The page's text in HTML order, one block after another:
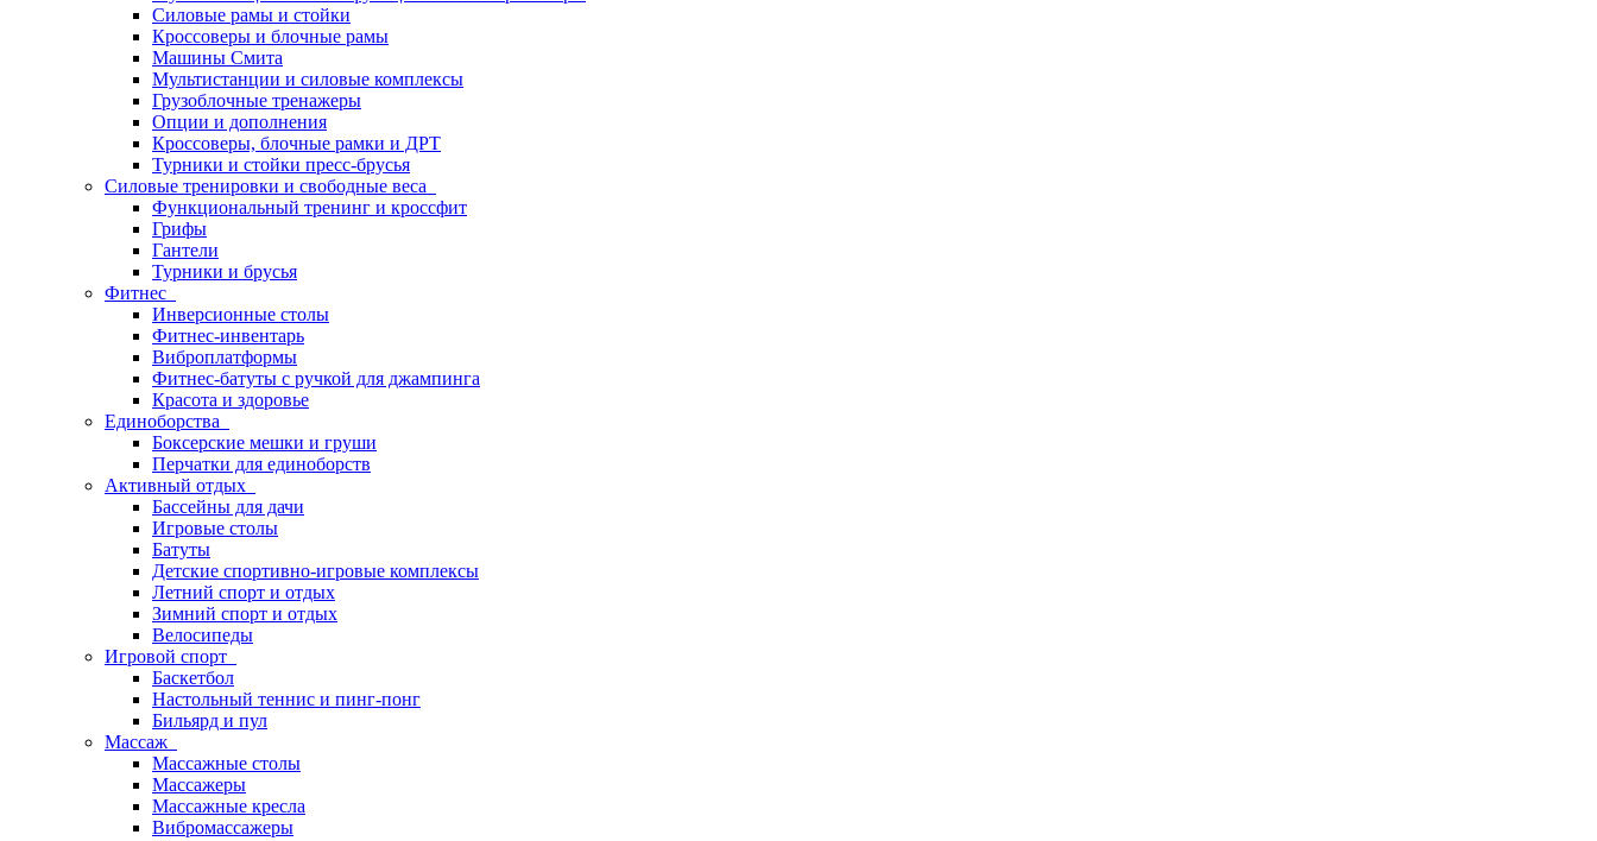
Силовые рамы и стойки
Кроссоверы и блочные рамы
Машины Смита
Мультистанции и силовые комплексы
Грузоблочные тренажеры
Опции и дополнения
Кроссоверы, блочные рамки и ДРТ
Турники и стойки пресс-брусья
Силовые тренировки и свободные веса
Функциональный тренинг и кроссфит
Грифы
Гантели
Турники и брусья
Фитнес
Инверсионные столы
Фитнес-инвентарь
Виброплатформы
Фитнес-батуты с ручкой для джампинга
Красота и здоровье
Единоборства
Боксерские мешки и груши
Перчатки для единоборств
Активный отдых
Бассейны для дачи
Игровые столы
Батуты
Детские спортивно-игровые комплексы
Летний спорт и отдых
Зимний спорт и отдых
Велосипеды
Игровой спорт
Баскетбол
Настольный теннис и пинг-понг
Бильярд и пул
Массаж
Массажные столы
Массажеры
Массажные кресла
Вибромассажеры